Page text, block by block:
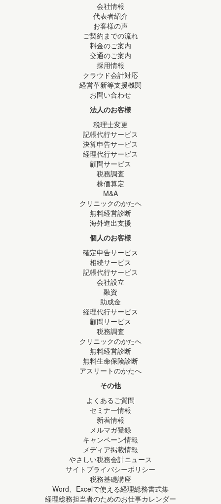
会社情報
代表者紹介
お客様の声
ご契約までの流れ
料金のご案内
交通のご案内
採用情報
クラウド会計対応
経営革新等支援機関
お問い合わせ
法人のお客様
税理士変更
記帳代行サービス
決算申告サービス
経理代行サービス
顧問サービス
税務調査
株価算定
M&A
クリニックのかたへ
無料経営診断
海外進出支援
個人のお客様
確定申告サービス
相続サービス
記帳代行サービス
会社設立
融資
助成金
経理代行サービス
顧問サービス
税務調査
クリニックのかたへ
無料経営診断
無料生命保険診断
アスリートのかたへ
その他
よくあるご質問
セミナー情報
新着情報
メルマガ登録
キャンペーン情報
メディア掲載情報
やさしい税務会計ニュース
サイトプライバシーポリシー
税務基礎講座
Word、Excelで使える経理総務書式集
経理総務担当者のためのお仕事カレンダー